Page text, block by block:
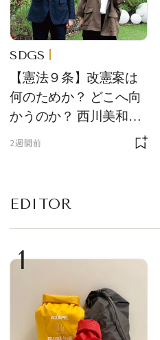
SDGS
【憲法９条】改憲案は
何のためか？ どこへ向
かうのか？ 西川美和さ
んと木村草太さんが読
2週間前
EDITOR
1